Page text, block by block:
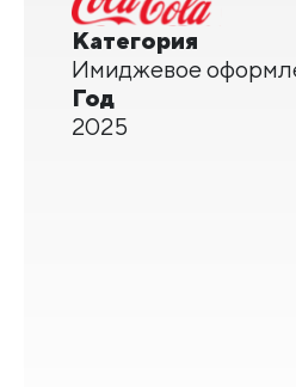
Категория
Имиджевое
Год
2025